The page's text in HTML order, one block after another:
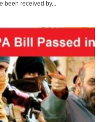
been received by...